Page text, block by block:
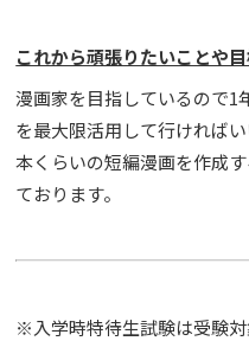
これから頑張りたいことや
漫画家を目指しているので1
を最大限活用して行ければ
本くらいの短編漫画を作成
ております。
※入学時特待生試験は受験